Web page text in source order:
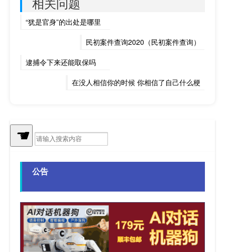
“犹是官身”的出处是哪里
民初案件查询2020（民初案件查询）
逮捕令下来还能取保吗
在没人相信你的时候 你相信了自己什么梗
情人节单身攻略
“远裁清句重咨嗟”的出处是哪里
荣威是什么档次的车
元宵节最可爱的话语
☚
公告